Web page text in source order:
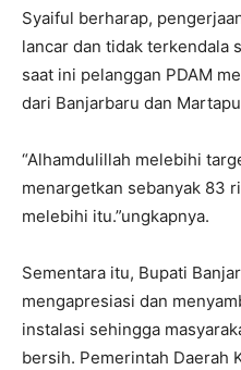
Syaiful berharap,
lancar dan tidak terkendala
saat ini pelanggan PDAM
dari Banjarbaru dan
“Alhamdulillah melebihi
menargetkan sebanyak 83
melebihi itu.”ungkapnya.
Sementara itu, Bupati
mengapresiasi dan
instalasi sehingga
bersih. Pemerintah Daerah